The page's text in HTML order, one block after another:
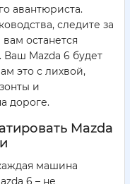
авантюриста.
следите за
останется
Ваш Mazda 6 будет
это с лихвой,
и
дороге.
Mazda
машина
6 – не